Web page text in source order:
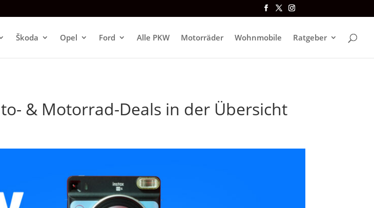
Škoda Opel Ford Alle PKW Motorräder Wohnmobile Ratgeber
& Motorrad-Deals in der Übersicht